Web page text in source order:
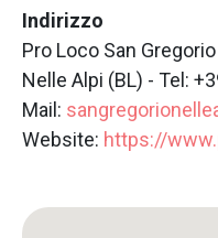
Indirizzo
Pro Loco San
Nelle Alpi (BL) - Tel:
Mail:
Website: https://